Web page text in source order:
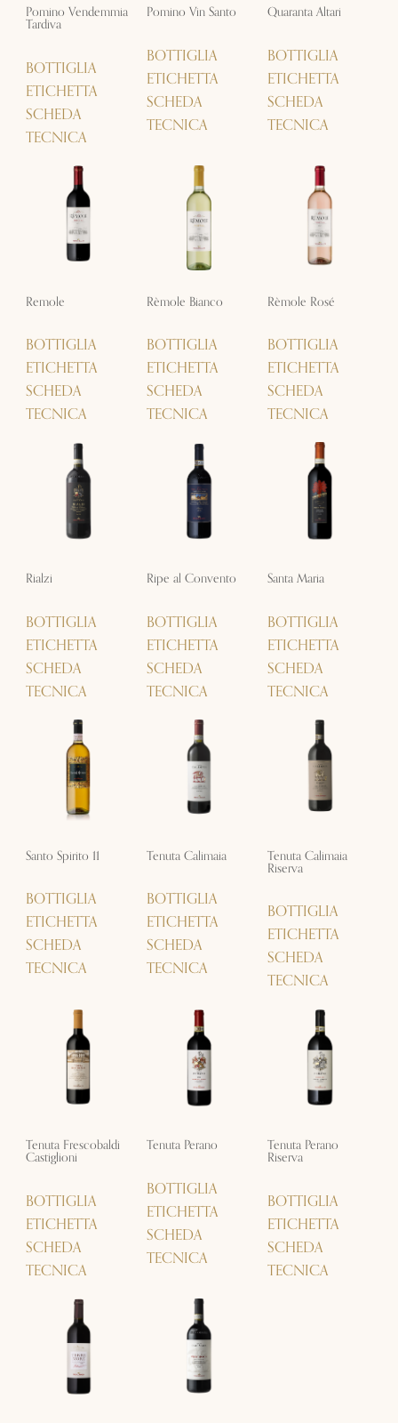
Pomino Vendemmia
Tardiva
BOTTIGLIA
ETICHETTA
SCHEDA
TECNICA
Pomino Vin Santo
BOTTIGLIA
ETICHETTA
SCHEDA
TECNICA
Quaranta Altari
BOTTIGLIA
ETICHETTA
SCHEDA
TECNICA
Remole
BOTTIGLIA
ETICHETTA
SCHEDA
TECNICA
Rèmole Bianco
BOTTIGLIA
ETICHETTA
SCHEDA
TECNICA
Rèmole Rosé
BOTTIGLIA
ETICHETTA
SCHEDA
TECNICA
Rialzi
BOTTIGLIA
ETICHETTA
SCHEDA
TECNICA
Ripe al Convento
BOTTIGLIA
ETICHETTA
SCHEDA
TECNICA
Santa Maria
BOTTIGLIA
ETICHETTA
SCHEDA
TECNICA
Santo Spirito 11
BOTTIGLIA
ETICHETTA
SCHEDA
TECNICA
Tenuta Calimaia
BOTTIGLIA
ETICHETTA
SCHEDA
TECNICA
Tenuta Calimaia
Riserva
BOTTIGLIA
ETICHETTA
SCHEDA
TECNICA
Tenuta Frescobaldi
Castiglioni
BOTTIGLIA
ETICHETTA
SCHEDA
TECNICA
Tenuta Perano
BOTTIGLIA
ETICHETTA
SCHEDA
TECNICA
Tenuta Perano
Riserva
BOTTIGLIA
ETICHETTA
SCHEDA
TECNICA